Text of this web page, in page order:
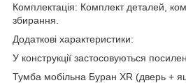
Комплектація: Комплект деталей,
збирання.
Додаткові характеристики:
У конструкції застосовуються
Тумба мобільна Буран XR (дверь +